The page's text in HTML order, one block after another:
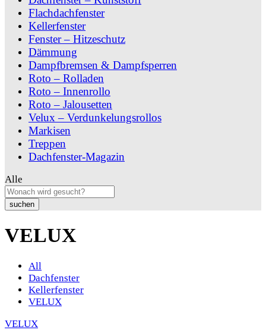
Flachdachfenster
Kellerfenster
Fenster – Hitzeschutz
Dämmung
Dampfbremsen & Dampfsperren
Roto – Rolladen
Roto – Innenrollo
Roto – Jalousetten
Velux – Verdunkelungsrollos
Markisen
Treppen
Dachfenster-Magazin
Alle
suchen
VELUX
All
Dachfenster
Kellerfenster
VELUX
VELUX